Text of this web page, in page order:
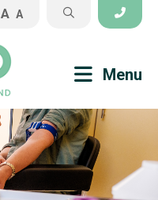
A A
Menu